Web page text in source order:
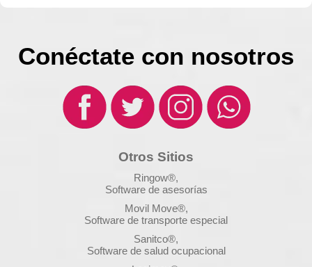
Conéctate con nosotros
Otros Sitios
Ringow®,
Software de asesorías
Movil Move®,
Software de transporte especial
Sanitco®,
Software de salud ocupacional